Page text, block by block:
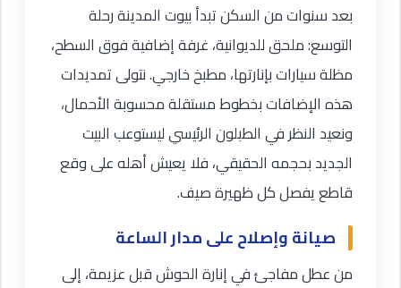
بعد سنوات من السكن تبدأ بيوت المدينة رحلة
التوسع: ملحق للديوانية، غرفة إضافية فوق السطح،
مظلة سيارات بإنارتها، مطبخ خارجي. نتولى تمديدات
هذه الإضافات بخطوط مستقلة محسوبة الأحمال،
ونعيد النظر في الطبلون الرئيسي ليستوعب البيت
الجديد بحجمه الحقيقي، فلا يعيش أهله على وقع
قاطع يفصل كل ظهيرة صيف.
صيانة وإصلاح على مدار الساعة
من عطل مفاجئ في إنارة الحوش قبل عزيمة، إلى